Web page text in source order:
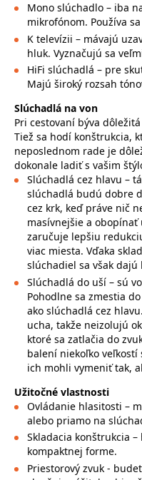
Mono slúchadlo – iba
mikrofónom. Používa
K televízii – mávajú
hluk. Vyznačujú sa
HiFi slúchadlá – pre
Majú široký rozsah
Slúchadlá na von
Pri cestovaní býva
Tiež sa hodí konštrukcia,
neposlednom rade je
dokonale ladiť s vašim
Slúchadlá cez hlavu –
slúchadlá budú dobre
cez krk, keď práve nič
masívnejšie a
zaručuje lepšiu
viac miesta. Vďaka
slúchadiel sa však
Slúchadlá do uší – sú
Pohodlne sa zmestia
ako slúchadlá cez
ucha, takže neizolujú
ktoré sa zatlačia do
balení niekoľko veľkostí
ich mohli vymeniť tak,
Užitočné vlastnosti
Ovládanie hlasitosti –
alebo priamo na
Skladacia konštrukcia
kompaktnej forme.
Priestorový zvuk -